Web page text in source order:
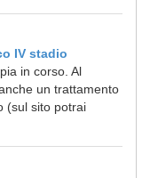
IV stadio
in corso. Al
un trattamento
(sul sito potrai